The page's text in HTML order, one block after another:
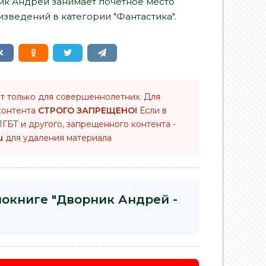
в категории "Фантастика".
только для совершеннолетних. Для
СТРОГО ЗАПРЕЩЕНО! Если в
и другого, запрещенного контента -
для удаления материала
"Дворник Андрей -